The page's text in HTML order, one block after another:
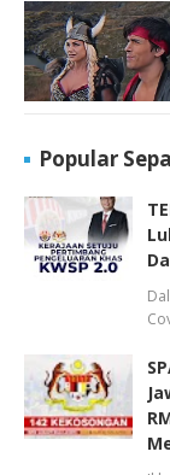
Popular